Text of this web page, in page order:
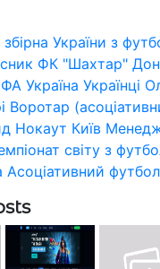
України з
ФК "Шахтар"
Україна Українці
Воротар
Нокаут Київ
світу з
Асоціативний футбол